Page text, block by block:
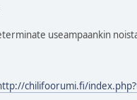
useampaankin
chilifoorumi.fi/